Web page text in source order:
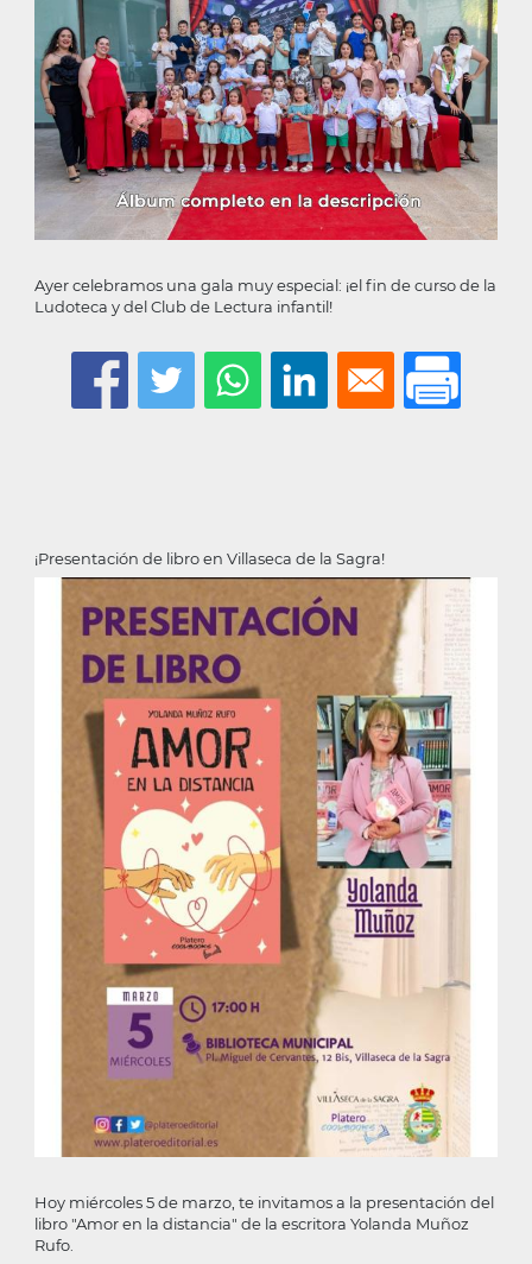
Ayer celebramos una gala muy especial: ¡el fin de curso de la
Ludoteca y del Club de Lectura infantil!
¡Presentación de libro en Villaseca de la Sagra!
Hoy miércoles 5 de marzo, te invitamos a la presentación del
libro "Amor en la distancia" de la escritora Yolanda Muñoz
Rufo.